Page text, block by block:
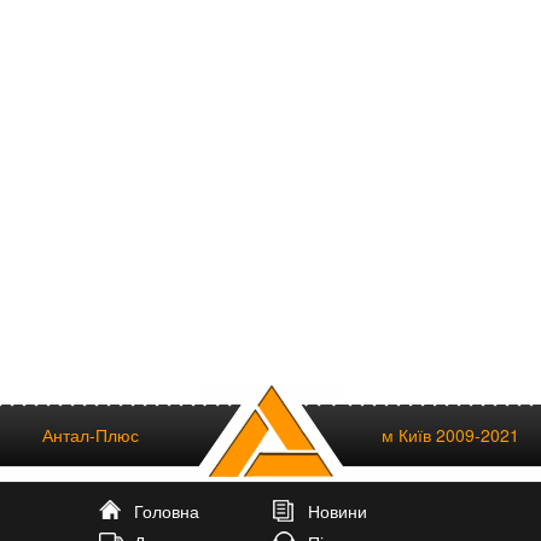
Антал-Плюс м Київ 2009-2021
Головна
Новини